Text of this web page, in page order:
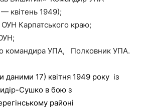
квітень 1949);
Карпатського краю;
командира УПА, Полковник УПА.
даними 17) квітня 1949 року із
Сушко в бою з
районі